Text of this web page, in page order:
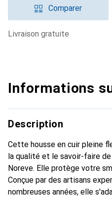
Comparer
livraison gratuite
Informations
Description
Cette housse en cuir pleine
la qualité et le savoir-faire
Noreve. Elle protège votre
Conçue par des artisans
nombreuses années, elle